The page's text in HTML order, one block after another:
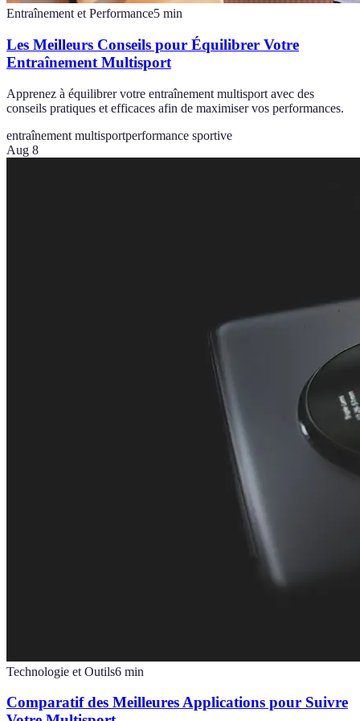
Entraînement et Performance5 min
Les Meilleurs Conseils pour Équilibrer Votre
Entraînement Multisport
Apprenez à équilibrer votre entraînement multisport avec des
conseils pratiques et efficaces afin de maximiser vos performances.
entraînement multisportperformance sportive
Aug 8
Technologie et Outils6 min
Comparatif des Meilleures Applications pour Suivre